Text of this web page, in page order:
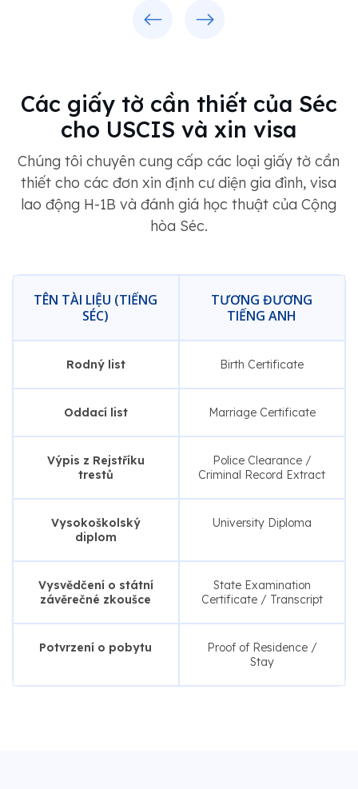
Các giấy tờ cần thiết của Séc
cho USCIS và xin visa
Chúng tôi chuyên cung cấp các loại giấy tờ cần
thiết cho các đơn xin định cư diện gia đình, visa
lao động H-1B và đánh giá học thuật của Cộng
hòa Séc.
TÊN TÀI LIỆU (TIẾNG
SÉC)
TƯƠNG ĐƯƠNG
TIẾNG ANH
Rodný list Birth Certificate
Oddací list Marriage Certificate
Výpis z Rejstříku
trestů
Police Clearance /
Criminal Record Extract
Vysokoškolský
diplom
University Diploma
Vysvědčení o státní
závěrečné zkoušce
State Examination
Certificate / Transcript
Potvrzení o pobytu
Proof of Residence /
Stay